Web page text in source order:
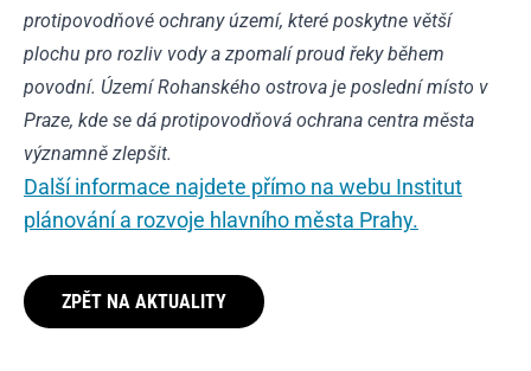
protipovodňové ochrany území, které poskytne větší
plochu pro rozliv vody a zpomalí proud řeky během
povodní. Území Rohanského ostrova je poslední místo v
Praze, kde se dá protipovodňová ochrana centra města
významně zlepšit.
Další informace najdete přímo na webu Institut
plánování a rozvoje hlavního města Prahy.
ZPĚT NA AKTUALITY